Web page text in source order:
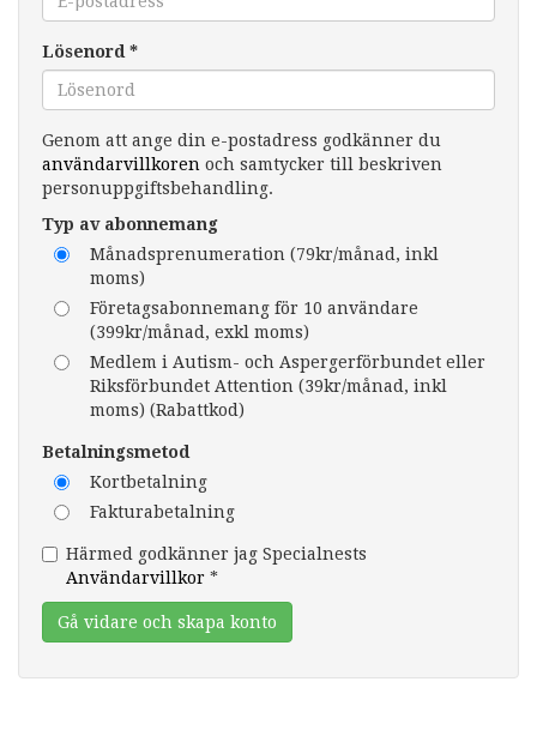
Lösenord *
Genom att ange din e-postadress godkänner du
användarvillkoren och samtycker till beskriven
personuppgiftsbehandling.
Typ av abonnemang
Månadsprenumeration (79kr/månad, inkl
moms)
Företagsabonnemang för 10 användare
(399kr/månad, exkl moms)
Medlem i Autism- och Aspergerförbundet eller
Riksförbundet Attention (39kr/månad, inkl
moms) (Rabattkod)
Betalningsmetod
Kortbetalning
Fakturabetalning
Härmed godkänner jag Specialnests
Användarvillkor *
Gå vidare och skapa konto